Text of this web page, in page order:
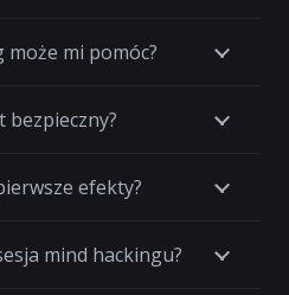
może mi pomóc?
bezpieczny?
efekty?
mind hackingu?